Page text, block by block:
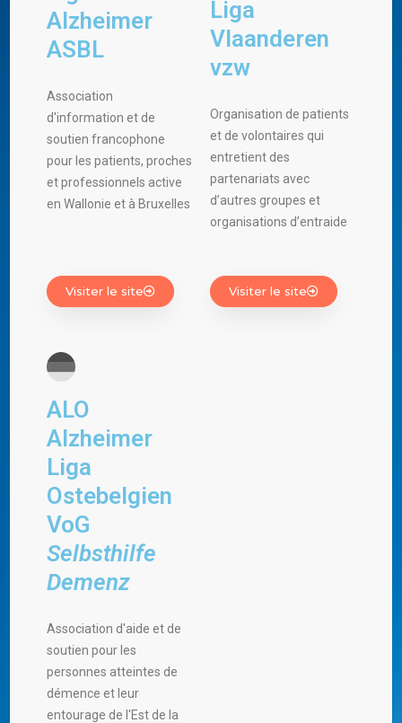
Alzheimer
ASBL
Association
d'information et de
soutien francophone
pour les patients, proches
et professionnels active
en Wallonie et à Bruxelles
Visiter le site
Liga
Vlaanderen
vzw
Organisation de patients
et de volontaires qui
entretient des
partenariats avec
d’autres groupes et
organisations d’entraide
Visiter le site
ALO
Alzheimer
Liga
Ostebelgien
VoG
Selbsthilfe
Demenz
Association d'aide et de
soutien pour les
personnes atteintes de
démence et leur
entourage de l'Est de la